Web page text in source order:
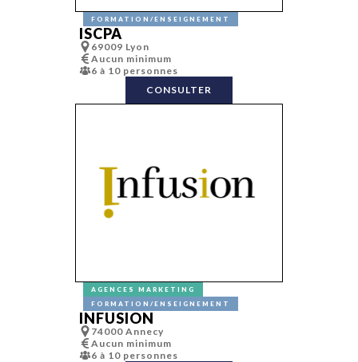
FORMATION/ENSEIGNEMENT
ISCPA
69009 Lyon
Aucun minimum
6 à 10 personnes
CONSULTER
AGENCES MARKETING
FORMATION/ENSEIGNEMENT
INFUSION
74000 Annecy
Aucun minimum
6 à 10 personnes